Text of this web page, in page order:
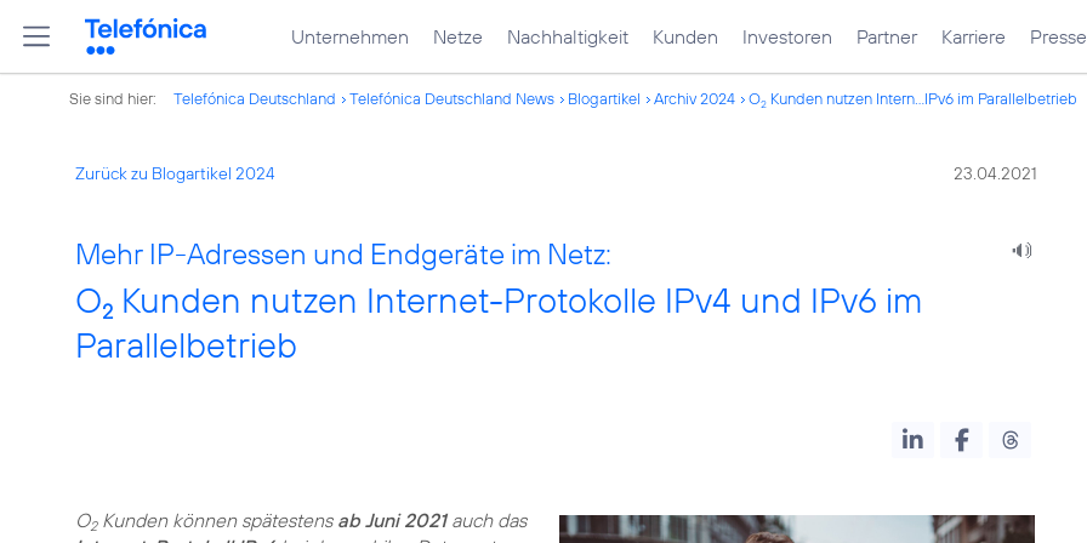
Unternehmen Netze Nachhaltigkeit Kunden Investoren Partner Karriere Presse
Sie sind hier: Telefónica Deutschland Telefónica Deutschland News Blogartikel Archiv 2024 O2 Kunden nutzen Intern...IPv6 im Parallelbetrieb
Zurück zu Blogartikel 2024 23.04.2021
Mehr IP-Adressen und Endgeräte im Netz:
O2 Kunden nutzen Internet-Protokolle IPv4 und IPv6 im
Parallelbetrieb
O2Kunden können spätestens ab Juni 2021auch das